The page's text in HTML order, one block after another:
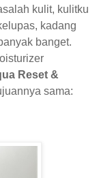
kulit, kulitku
kadang
banget.
Reset &
sama: